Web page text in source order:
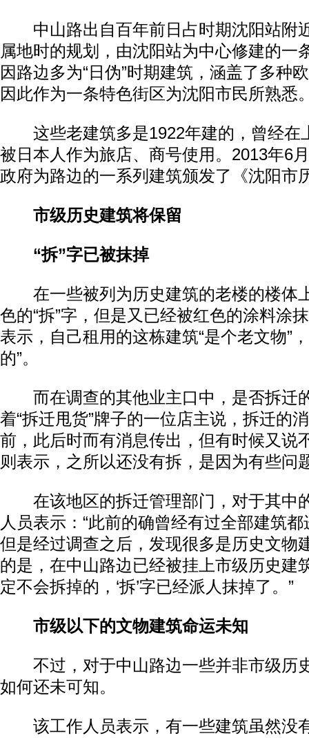
中山路出自百年前日占时期沈阳站附
属地时的规划，由沈阳站为中心修建的一
因路边多为“日伪”时期建筑，涵盖了多种
因此作为一条特色街区为沈阳市民所熟悉
这些老建筑多是1922年建的，曾经在
被日本人作为旅店、商号使用。2013年6
政府为路边的一系列建筑颁发了《沈阳市
市级历史建筑将保留
“拆”字已被抹掉
在一些被列为历史建筑的老楼的楼体
色的“拆”字，但是又已经被红色的涂料涂
表示，自己租用的这栋建筑“是个老文物”
的”。
而在调查的其他业主口中，是否拆迁
着“拆迁甩货”牌子的一位店主说，拆迁的
前，此后时而有消息传出，但有时候又说
则表示，之所以还没有拆，是因为有些问
在该地区的拆迁管理部门，对于其中
人员表示：“此前的确曾经有过全部建筑
但是经过调查之后，发现很多是历史文物
的是，在中山路边已经被挂上市级历史建
定不会拆掉的，‘拆’字已经派人抹掉了。”
市级以下的文物建筑命运未知
不过，对于中山路边一些并非市级历
如何还未可知。
该工作人员表示，有一些建筑虽然没